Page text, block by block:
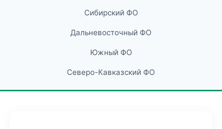
Сибирский ФО
Дальневосточный ФО
Южный ФО
Северо-Кавказский ФО